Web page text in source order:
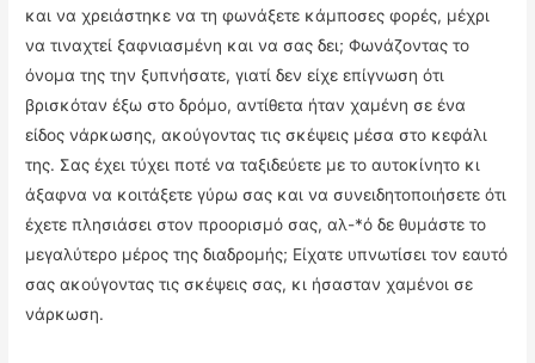
και να χρειάστηκε να τη φωνάξετε κάμποσες φορές, μέχρι
να τιναχτεί ξαφνιασμένη και να σας δει; Φωνάζοντας το
όνομα της την ξυπνήσατε, γιατί δεν είχε επίγνωση ότι
βρισκόταν έξω στο δρόμο, αντίθετα ήταν χαμένη σε ένα
είδος νάρκωσης, ακούγοντας τις σκέψεις μέσα στο κεφάλι
της. Σας έχει τύχει ποτέ να ταξιδεύετε με το αυτοκίνητο κι
άξαφνα να κοιτάξετε γύρω σας και να συνειδητοποιήσετε ότι
έχετε πλησιάσει στον προορισμό σας, αλ-*ό δε θυμάστε το
μεγαλύτερο μέρος της διαδρομής; Είχατε υπνωτίσει τον εαυτό
σας ακούγοντας τις σκέψεις σας, κι ήσασταν χαμένοι σε
νάρκωση.